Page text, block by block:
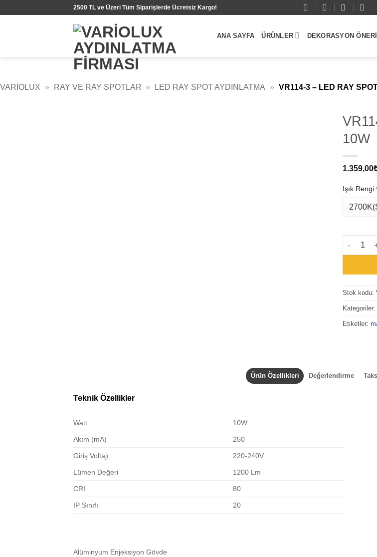
2500 TL ve Üzeri Tüm Siparişlerde Ücretsiz Kargo!
ANA SAYFA ÜRÜNLER DEKORASYON
VARIOLUX » RAY VE RAY SPOTLAR » LED RAY SPOT AYDINLATMA » VR114-3 – LED RAY
10W
1.359,00
Işık Rengi
VR114-3
Stok kodu:
Kategoriler:
Etiketler:
Ürün Özellikleri Değerlendirme
Teknik Özellikler
Watt 10W
Akım (mA) 250
Giriş Voltajı 220-240V
Lümen Değeri 1200 Lm
CRI 80
IP Sınıfı 20
Alüminyum Enjeksiyon Gövde